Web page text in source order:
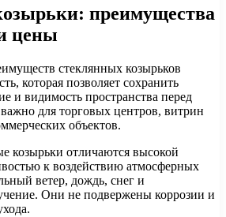
преимущества
цены
стеклянных козырьков
которая позволяет сохранить
и видимость пространства перед
для торговых центров, витрин
объектов.
козырьки отличаются высокой
к воздействию атмосферных
ветер, дождь, снег и
Они не подвержены коррозии и